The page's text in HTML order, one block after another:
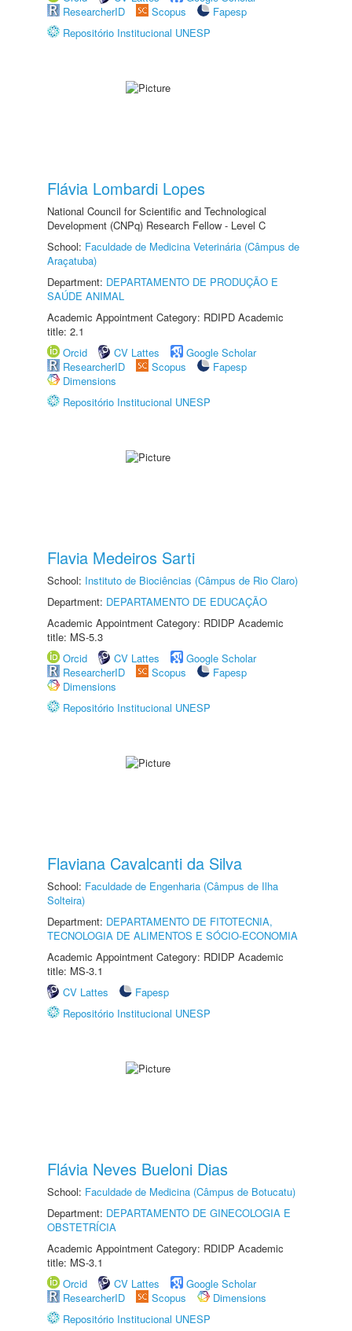
ResearcherID
Scopus
Fapesp
Repositório Institucional UNESP
Flávia Lombardi Lopes
National Council for Scientific and Technological
Development (CNPq) Research Fellow - Level C
School: Faculdade de Medicina Veterinária (Câmpus de
Araçatuba)
Department: DEPARTAMENTO DE PRODUÇÃO E
SAÚDE ANIMAL
Academic Appointment Category: RDIPD Academic
title: 2.1
Orcid
CV Lattes
Google Scholar
ResearcherID
Scopus
Fapesp
Dimensions
Repositório Institucional UNESP
Flavia Medeiros Sarti
School: Instituto de Biociências (Câmpus de Rio Claro)
Department: DEPARTAMENTO DE EDUCAÇÃO
Academic Appointment Category: RDIDP Academic
title: MS-5.3
Orcid
CV Lattes
Google Scholar
ResearcherID
Scopus
Fapesp
Dimensions
Repositório Institucional UNESP
Flaviana Cavalcanti da Silva
School: Faculdade de Engenharia (Câmpus de Ilha
Solteira)
Department: DEPARTAMENTO DE FITOTECNIA,
TECNOLOGIA DE ALIMENTOS E SÓCIO-ECONOMIA
Academic Appointment Category: RDIDP Academic
title: MS-3.1
CV Lattes
Fapesp
Repositório Institucional UNESP
Flávia Neves Bueloni Dias
School: Faculdade de Medicina (Câmpus de Botucatu)
Department: DEPARTAMENTO DE GINECOLOGIA E
OBSTETRÍCIA
Academic Appointment Category: RDIDP Academic
title: MS-3.1
Orcid
CV Lattes
Google Scholar
ResearcherID
Scopus
Dimensions
Repositório Institucional UNESP